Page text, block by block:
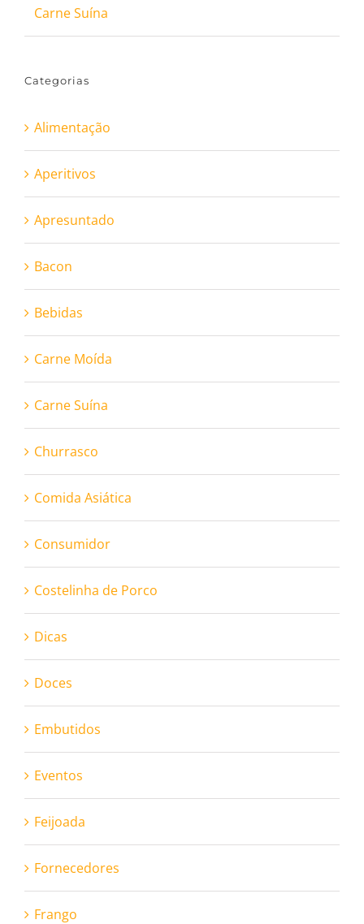
Carne Suína
Categorias
Alimentação
Aperitivos
Apresuntado
Bacon
Bebidas
Carne Moída
Carne Suína
Churrasco
Comida Asiática
Consumidor
Costelinha de Porco
Dicas
Doces
Embutidos
Eventos
Feijoada
Fornecedores
Frango